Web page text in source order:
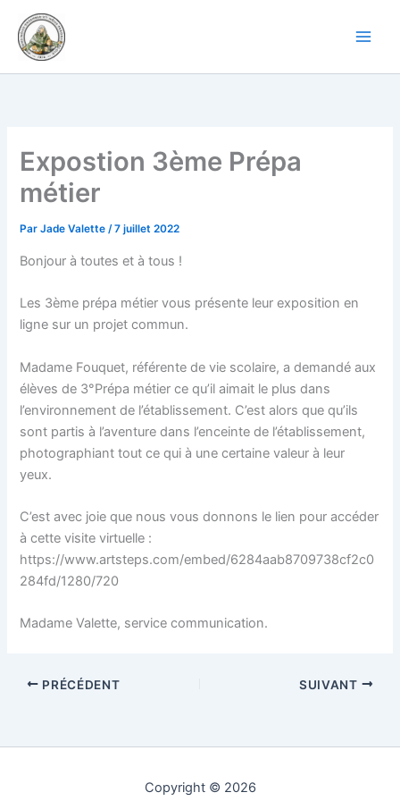
contenu
Expostion 3ème Prépa
métier
ParJade Valette/7 juillet 2022
Bonjour à toutes et à tous !
Les 3ème prépa métier vous présente leur exposition en
ligne sur un projet commun.
Madame Fouquet, référente de vie scolaire, a demandé aux
élèves de 3°Prépa métier ce qu’il aimait le plus dans
l’environnement de l’établissement. C’est alors que qu’ils
sont partis à l’aventure dans l’enceinte de l’établissement,
photographiant tout ce qui à une certaine valeur à leur
yeux.
C’est avec joie que nous vous donnons le lien pour accéder
à cette visite virtuelle :
https://www.artsteps.com/embed/6284aab8709738cf2c0
284fd/1280/720
Madame Valette, service communication.
PRÉCÉDENT SUIVANT
Copyright © 2026